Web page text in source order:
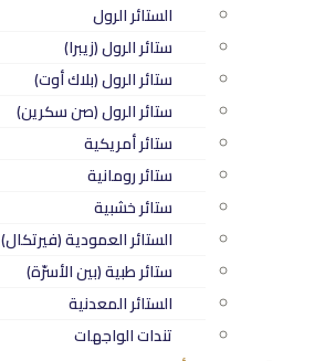
الستائر الرول
ستائر الرول (زيبرا)
ستائر الرول (بلاك أوت)
ستائر الرول (صن سكرين)
ستائر أمريكية
ستائر رومانية
ستائر خشبية
الستائر العمودية (فيرتكال)
ستائر طبية (بين الأسرّة)
الستائر المعدنية
تندات الواجهات